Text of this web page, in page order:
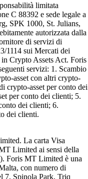
limitata
C 88392 e sede legale a
SPK 1000, St. Julians,
autorizzata dalla
di servizi di
1114 sui Mercati dei
Crypto Assets Act. Foris
servizi: 1. Scambio
asset con altri crypto-
crypto-asset per conto dei
per conto dei clienti; 5.
dei clienti; 6.
dei clienti.
La carta Visa
Limited ai sensi della
Foris MT Limited è una
con numero di
7, Spinola Park, Triq